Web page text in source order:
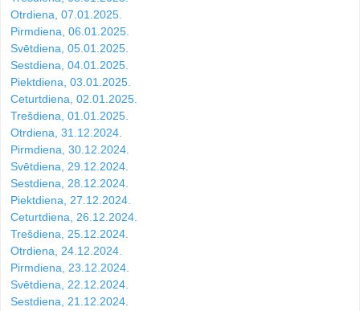
Otrdiena, 07.01.2025.
Pirmdiena, 06.01.2025.
Svētdiena, 05.01.2025.
Sestdiena, 04.01.2025.
Piektdiena, 03.01.2025.
Ceturtdiena, 02.01.2025.
Trešdiena, 01.01.2025.
Otrdiena, 31.12.2024.
Pirmdiena, 30.12.2024.
Svētdiena, 29.12.2024.
Sestdiena, 28.12.2024.
Piektdiena, 27.12.2024.
Ceturtdiena, 26.12.2024.
Trešdiena, 25.12.2024.
Otrdiena, 24.12.2024.
Pirmdiena, 23.12.2024.
Svētdiena, 22.12.2024.
Sestdiena, 21.12.2024.